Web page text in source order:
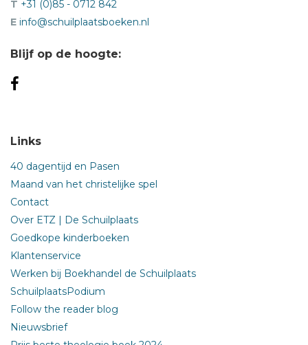
T +31 (0)85 - 0712 842
E info@schuilplaatsboeken.nl
Blijf op de hoogte:
Links
40 dagentijd en Pasen
Maand van het christelijke spel
Contact
Over ETZ | De Schuilplaats
Goedkope kinderboeken
Klantenservice
Werken bij Boekhandel de Schuilplaats
SchuilplaatsPodium
Follow the reader blog
Nieuwsbrief